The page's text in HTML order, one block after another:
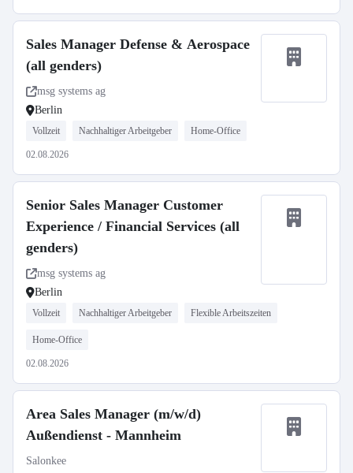
Sales Manager Defense & Aerospace
(all genders)
msg systems ag
Berlin
Vollzeit Nachhaltiger Arbeitgeber Home-Office
02.08.2026
Senior Sales Manager Customer
Experience / Financial Services (all
genders)
msg systems ag
Berlin
Vollzeit Nachhaltiger Arbeitgeber Flexible Arbeitszeiten
Home-Office
02.08.2026
Area Sales Manager (m/w/d)
Außendienst - Mannheim
Salonkee